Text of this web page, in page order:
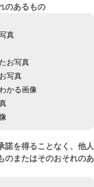
のあるもの
真
お写真
写真
かる画像
諾を得ることなく、他人
のまたはそのおそれのあ